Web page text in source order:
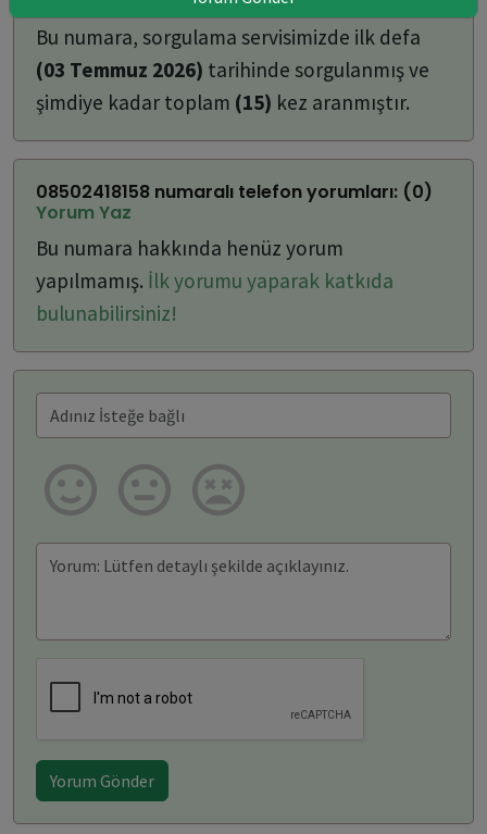
Bu numara, sorgulama servisimizde ilk defa
(03 Temmuz 2026) tarihinde sorgulanmış ve
şimdiye kadar toplam (15) kez aranmıştır.
08502418158 numaralı telefon yorumları: (0)
Yorum Yaz
Bu numara hakkında henüz yorum
yapılmamış. İlk yorumu yaparak katkıda
bulunabilirsiniz!
Yorum Gönder